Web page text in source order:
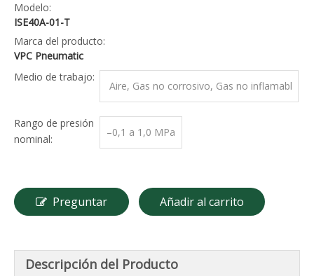
Modelo:
ISE40A-01-T
Marca del producto:
VPC Pneumatic
Medio de trabajo:
Aire, Gas no corrosivo, Gas no inflamabl
Rango de presión
nominal:
–0,1 a 1,0 MPa
Preguntar Añadir al carrito
Descripción del Producto